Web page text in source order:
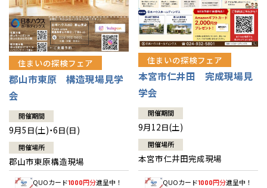
住まいの探検フェア
郡山市東原 構造現場見学
会
開催期間
9月5日(土)・6日(日)
開催場所
郡山市東原構造現場
QUOカード1000円分進呈中！
住まいの探検フェア
本宮市仁井田 完成現場見
学会
開催期間
9月12日(土)
開催場所
本宮市仁井田完成現場
QUOカード1000円分進呈中！